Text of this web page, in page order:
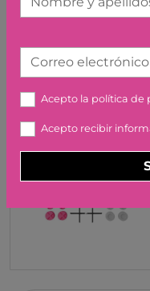
Correo electrónico
Acepto la política de
Acepto recibir